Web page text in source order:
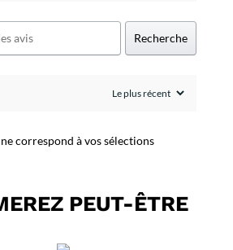
Recherche
correspond à vos sélections
PEUT-ÊTRE